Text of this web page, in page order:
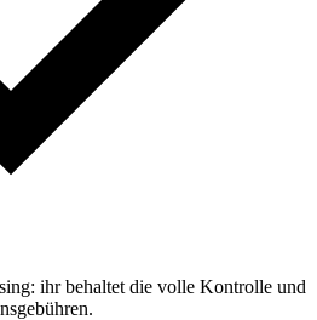
ihr behaltet die volle Kontrolle und